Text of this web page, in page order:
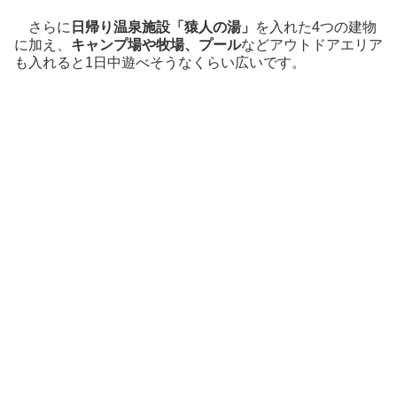
さらに 日帰り温泉施設「猿人の湯」
を入れた4つの建物
に加え、 キャンプ場や牧場、プールなどアウトドアエリア
も入れると1日中遊べそうなくらい広いです。